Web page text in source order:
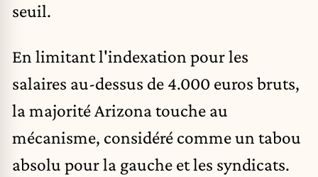
seuil.
En limitant l'indexation pour les
salaires au-dessus de 4.000 euros bruts,
la majorité Arizona touche au
mécanisme, considéré comme un tabou
absolu pour la gauche et les syndicats.